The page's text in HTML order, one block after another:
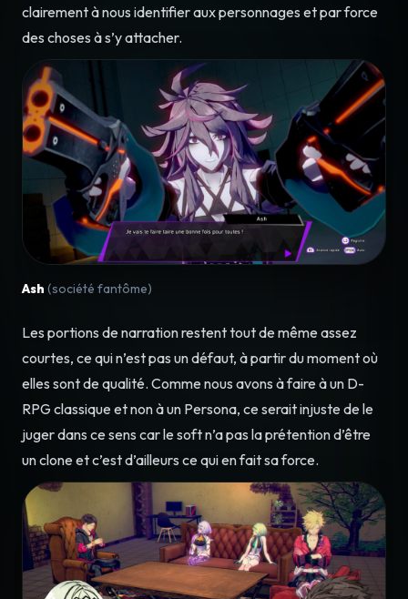
clairement à nous identifier aux personnages et par force
des choses à s’y attacher.
Ash (société fantôme)
Les portions de narration restent tout de même assez
courtes, ce qui n’est pas un défaut, à partir du moment où
elles sont de qualité. Comme nous avons à faire à un D-
RPG classique et non à un Persona, ce serait injuste de le
juger dans ce sens car le soft n’a pas la prétention d’être
un clone et c’est d’ailleurs ce qui en fait sa force.